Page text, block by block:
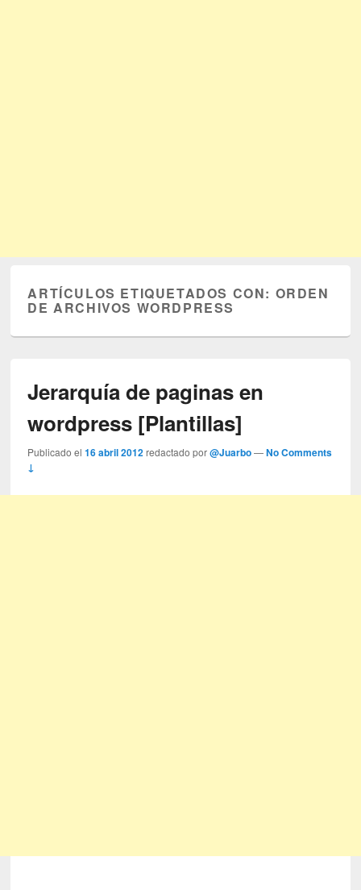
ARTÍCULOS ETIQUETADOS CON: ORDEN
DE ARCHIVOS WORDPRESS
Jerarquía de paginas en
wordpress [Plantillas]
Publicado el16 abril 2012 redactado por@Juarbo —No Comments
↓